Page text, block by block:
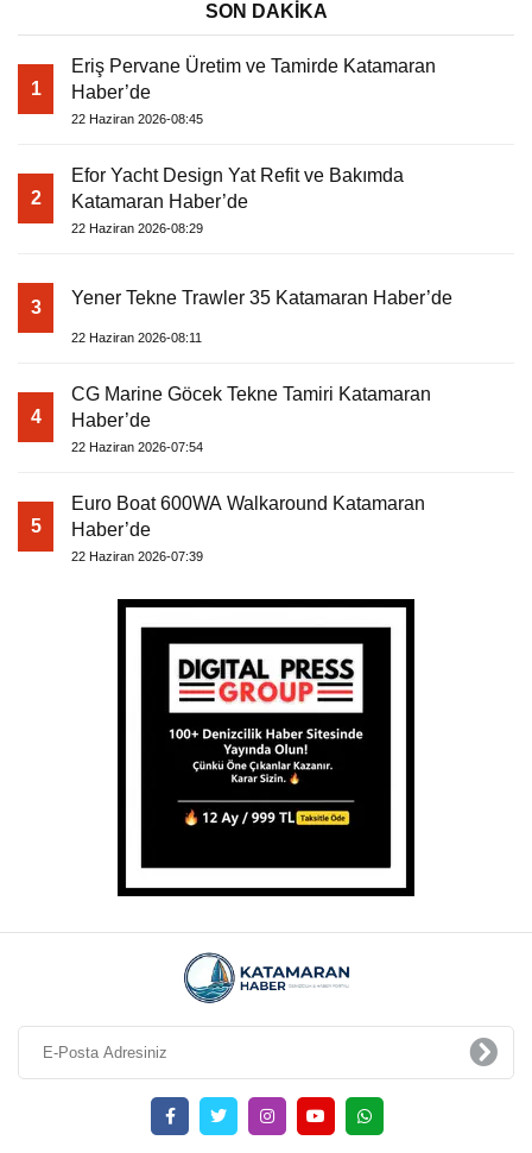
SON DAKİKA
1
Eriş Pervane Üretim ve Tamirde Katamaran
Haber’de
22 Haziran 2026-08:45
2
Efor Yacht Design Yat Refit ve Bakımda
Katamaran Haber’de
22 Haziran 2026-08:29
3 Yener Tekne Trawler 35 Katamaran Haber’de
22 Haziran 2026-08:11
4
CG Marine Göcek Tekne Tamiri Katamaran
Haber’de
22 Haziran 2026-07:54
5
Euro Boat 600WA Walkaround Katamaran
Haber’de
22 Haziran 2026-07:39